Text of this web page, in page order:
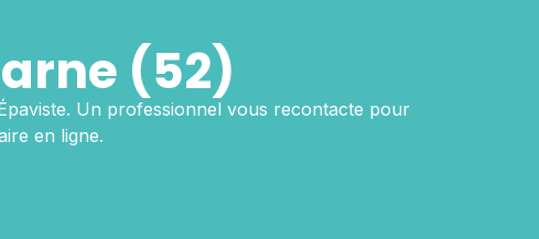
(52)
Un professionnel vous recontacte pour
en ligne.